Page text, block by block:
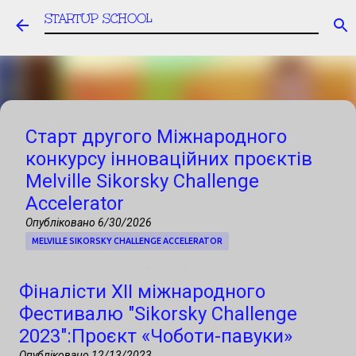
Перейти до основного вмісту
STARTUP SCHOOL
Старт другого Міжнародного
конкурсу інноваційних проєктів
Melville Sikorsky Challenge
Accelerator
Опубліковано 6/30/2026
MELVILLE SIKORSKY CHALLENGE ACCELERATOR
команди, університети та технологічні
компанії до участі в Міжнародному
конкурсі інноваційних проєктів, фінал
Фіналісти ХІІ міжнародного
Фестивалю "Sikorsky Challenge
2023":Проєкт «Чоботи-павуки»